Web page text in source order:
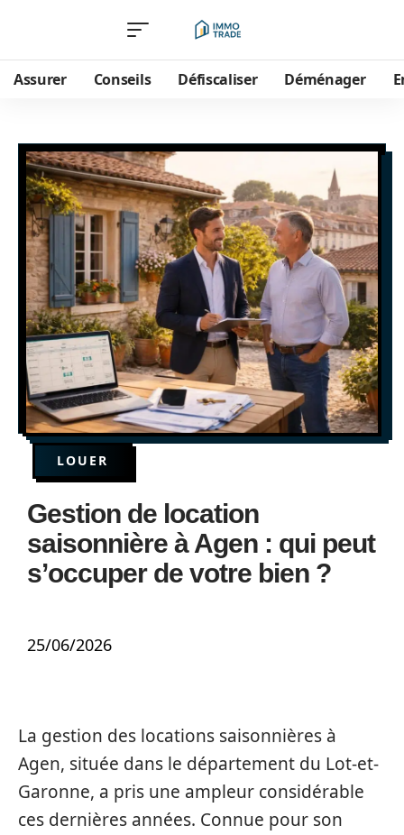
Assurer Conseils Défiscaliser Déménager
LOUER
Gestion de location
saisonnière à Agen : qui peut
s’occuper de votre bien ?
25/06/2026
La gestion des locations saisonnières à
Agen, située dans le département du Lot-et-
Garonne, a pris une ampleur considérable
ces dernières années. Connue pour son